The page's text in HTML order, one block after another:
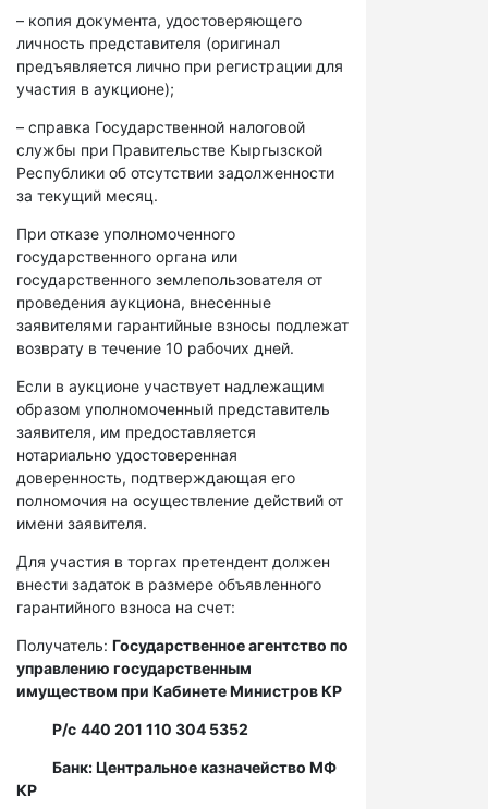
– копия документа, удостоверяющего
личность представителя (оригинал
предъявляется лично при регистрации для
участия в аукционе);
– справка Государственной налоговой
службы при Правительстве Кыргызской
Республики об отсутствии задолженности
за текущий месяц.
При отказе уполномоченного
государственного органа или
государственного землепользователя от
проведения аукциона, внесенные
заявителями гарантийные взносы подлежат
возврату в течение 10 рабочих дней.
Если в аукционе участвует надлежащим
образом уполномоченный представитель
заявителя, им предоставляется
нотариально удостоверенная
доверенность, подтверждающая его
полномочия на осуществление действий от
имени заявителя.
Для участия в торгах претендент должен
внести задаток в размере объявленного
гарантийного взноса на счет:
Получатель: Государственное агентство по
управлению государственным
имуществом при Кабинете Министров КР
Р/с 440 201 110 304 5352
Банк: Центральное казначейство МФ
КР